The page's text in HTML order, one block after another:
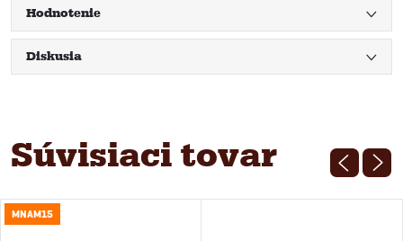
Hodnotenie
Diskusia
Súvisiaci tovar
MNAM15